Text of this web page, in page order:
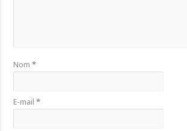
Nom*
E-mail*